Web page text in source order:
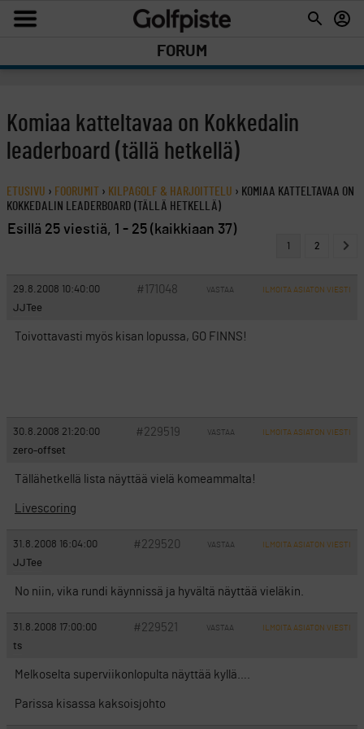
FORUM
Komiaa katteltavaa on Kokkedalin
leaderboard (tällä hetkellä)
ETUSIVU › FOORUMIT › KILPAGOLF & HARJOITTELU › KOMIAA KATTELTAVAA ON
KOKKEDALIN LEADERBOARD (TÄLLÄ HETKELLÄ)
Esillä 25 viestiä, 1 - 25 (kaikkiaan 37)
1 2
29.8.2008 10:40:00 #171048 VASTAA ILMOITA ASIATON VIESTI
JJTee
Toivottavasti myös kisan lopussa, GO FINNS!
30.8.2008 21:20:00 #229519 VASTAA ILMOITA ASIATON VIESTI
zero-offset
Tällähetkellä lista näyttää vielä komeammalta!
Livescoring
31.8.2008 16:04:00 #229520 VASTAA ILMOITA ASIATON VIESTI
JJTee
No niin, vika rundi käynnissä ja hyvältä näyttää vieläkin.
31.8.2008 17:00:00 #229521 VASTAA ILMOITA ASIATON VIESTI
ts
Melkoselta superviikonlopulta näyttää kyllä….
Parissa kisassa kaksoisjohto